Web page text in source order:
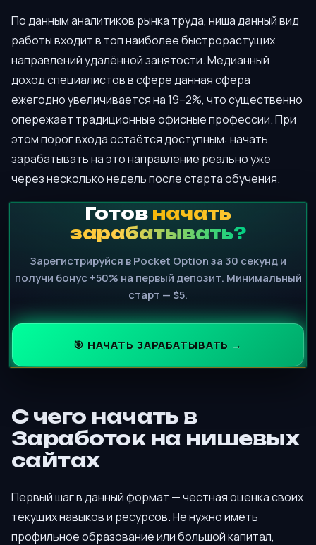
По данным аналитиков рынка труда, ниша данный вид
работы входит в топ наиболее быстрорастущих
направлений удалённой занятости. Медианный
доход специалистов в сфере данная сфера
ежегодно увеличивается на 19–2%, что существенно
опережает традиционные офисные профессии. При
этом порог входа остаётся доступным: начать
зарабатывать на это направление реально уже
через несколько недель после старта обучения.
Готов начать
зарабатывать?
Зарегистрируйся в Pocket Option за 30 секунд и
получи бонус +50% на первый депозит. Минимальный
старт — $5.
🎯 НАЧАТЬ ЗАРАБАТЫВАТЬ →
С чего начать в
Заработок на нишевых
сайтах
Первый шаг в данный формат — честная оценка своих
текущих навыков и ресурсов. Не нужно иметь
профильное образование или большой капитал,